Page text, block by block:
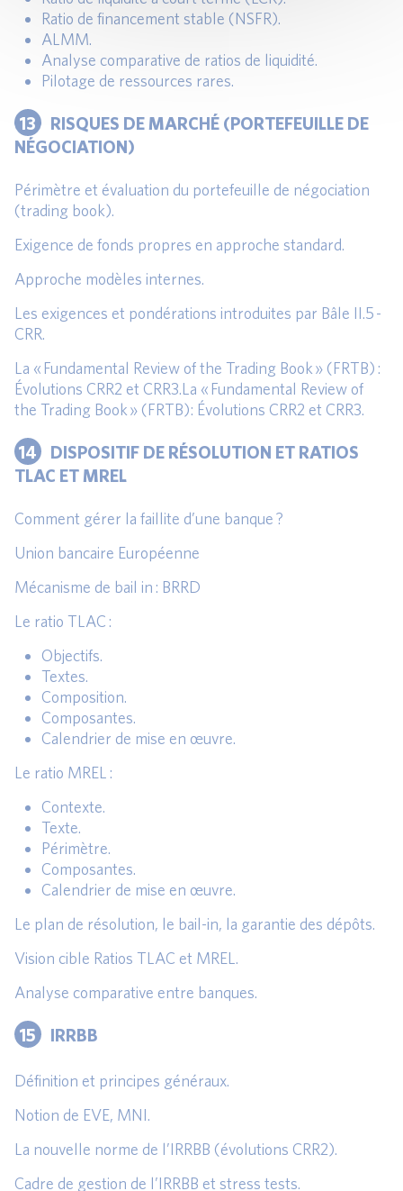
Ratio de financement stable (NSFR).
ALMM.
Analyse comparative de ratios de liquidité.
Pilotage de ressources rares.
13
RISQUES DE MARCHÉ (PORTEFEUILLE DE
NÉGOCIATION)
Périmètre et évaluation du portefeuille de négociation
(trading book).
Exigence de fonds propres en approche standard.
Approche modèles internes.
Les exigences et pondérations introduites par Bâle II.5 -
CRR.
La « Fundamental Review of the Trading Book » (FRTB) :
Évolutions CRR2 et CRR3.La « Fundamental Review of
the Trading Book » (FRTB): Évolutions CRR2 et CRR3.
14
DISPOSITIF DE RÉSOLUTION ET RATIOS
TLAC ET MREL
Comment gérer la faillite d’une banque ?
Union bancaire Européenne
Mécanisme de bail in : BRRD
Le ratio TLAC :
Objectifs.
Textes.
Composition.
Composantes.
Calendrier de mise en œuvre.
Le ratio MREL :
Contexte.
Texte.
Périmètre.
Composantes.
Calendrier de mise en œuvre.
Le plan de résolution, le bail-in, la garantie des dépôts.
Vision cible Ratios TLAC et MREL.
Analyse comparative entre banques.
15 IRRBB
Définition et principes généraux.
Notion de EVE, MNI.
La nouvelle norme de l’IRRBB (évolutions CRR2).
Cadre de gestion de l’IRRBB et stress tests.